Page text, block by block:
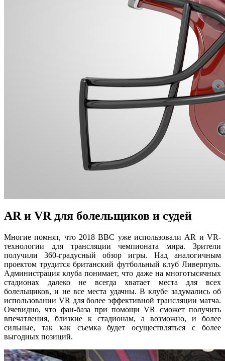
AR и VR для болельщиков и судей
Многие помнят, что 2018 BBC уже использовали AR и VR-
технологии для трансляции чемпионата мира. Зрители
получили 360-градусный обзор игры. Над аналогичным
проектом трудится британский футбольный клуб Ливерпуль.
Администрация клуба понимает, что даже на многотысячных
стадионах далеко не всегда хватает места для всех
болельщиков, и не все места удачны. В клубе задумались об
использовании VR для более эффективной трансляции матча.
Очевидно, что фан-база при помощи VR сможет получить
впечатления, близкие к стадионам, а возможно, и более
сильные, так как съемка будет осуществляться с более
выгодных позиций.